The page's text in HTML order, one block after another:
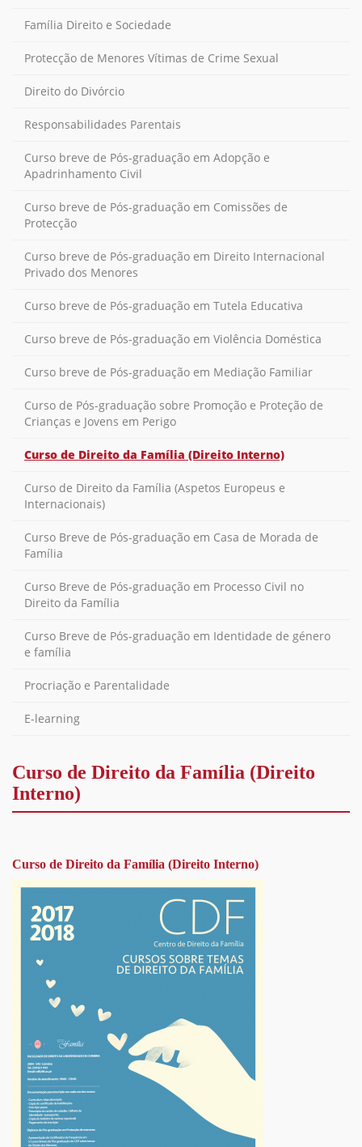
Família Direito e Sociedade
Protecção de Menores Vítimas de Crime Sexual
Direito do Divórcio
Responsabilidades Parentais
Curso breve de Pós-graduação em Adopção e
Apadrinhamento Civil
Curso breve de Pós-graduação em Comissões de
Protecção
Curso breve de Pós-graduação em Direito Internacional
Privado dos Menores
Curso breve de Pós-graduação em Tutela Educativa
Curso breve de Pós-graduação em Violência Doméstica
Curso breve de Pós-graduação em Mediação Familiar
Curso de Pós-graduação sobre Promoção e Proteção de
Crianças e Jovens em Perigo
Curso de Direito da Família (Direito Interno)
Curso de Direito da Família (Aspetos Europeus e
Internacionais)
Curso Breve de Pós-graduação em Casa de Morada de
Família
Curso Breve de Pós-graduação em Processo Civil no
Direito da Família
Curso Breve de Pós-graduação em Identidade de género
e família
Procriação e Parentalidade
E-learning
Curso de Direito da Família (Direito
Interno)
Curso de Direito da Família (Direito Interno)